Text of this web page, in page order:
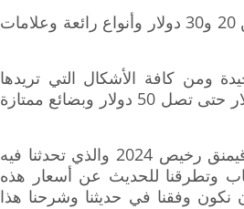
لمن يرغب بكيبورد جيمنج صغير تترواح وتتفاوت أسعارهم بين 20 و30 دولار وأنواع رائعة وعلامات
ومن كافة الأشكال التي تريدها
بأسعار وقيم زهيدة جداً حسب العلامة التي تريدها من 30 دولار حتى تصل 50 دولار وبضائع ممتازة
إلى هنا ونصل وإياكم لختام مقالنا الفريد عن أفضل كيبورد قيمنق رخيص 2024 والذي تحدثنا فيه
وتطرقنا للحديث عن أسعار هذه
نكون وفقنا في حديثنا وشرحنا هذا